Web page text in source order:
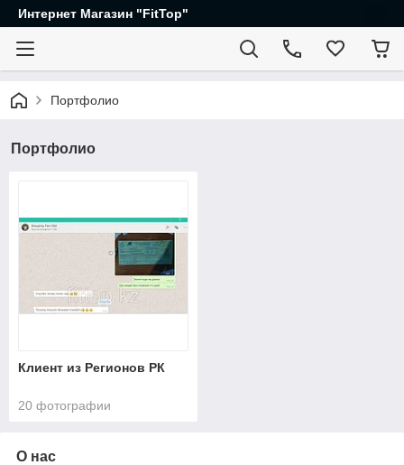
Интернет Магазин "FitTop"
Портфолио
Портфолио
Клиент из Регионов РК
20 фотографии
О нас